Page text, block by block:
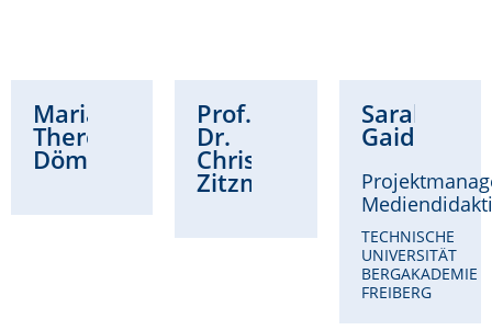
Maria
Theresa
Dömling
Prof.
Dr.
Christina
Zitzmann
Sarah
Gaidzik
TECHNISCHE
UNIVERSITÄT
BERGAKADEMIE
FREIBERG